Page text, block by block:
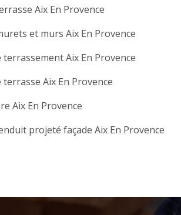
Aix En Provence
et murs Aix En Provence
Aix En Provence
terrasse Aix En Provence
Aix En Provence
projeté façade Aix En Provence